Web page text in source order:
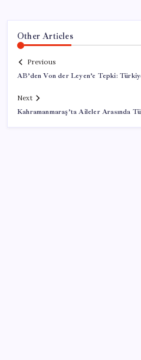
Other Articles
Previous
AB’den Von der Leyen’e Tepki:
Next
Kahramanmaraş’ta Aileler Arasında